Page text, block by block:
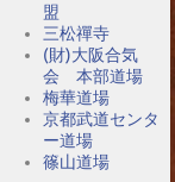
盟
三松禪寺
(財)大阪合気
会 本部道場
梅華道場
京都武道センタ
ー道場
篠山道場